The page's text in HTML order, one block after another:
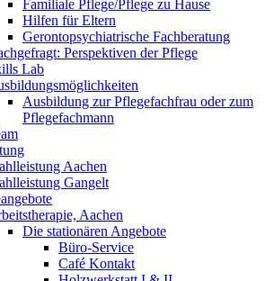
Familiale Pflege/Pflege zu Hause
Hilfen für Eltern
Gerontopsychiatrische Fachberatung
Perspektiven der Pflege
Lab
Ausbildung zur Pflegefachfrau oder zum
Pflegefachmann
Aachen
Gangelt
Aachen
Die stationären Angebote
Büro-Service
Café Kontakt